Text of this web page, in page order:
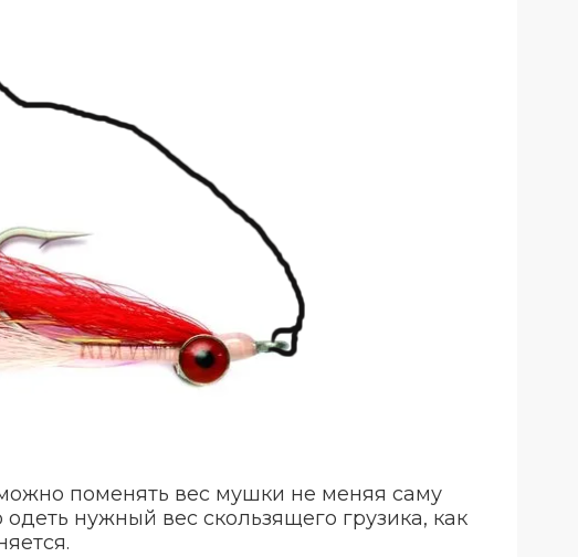
поменять вес мушки не меняя саму
одеть нужный вес скользящего грузика, как